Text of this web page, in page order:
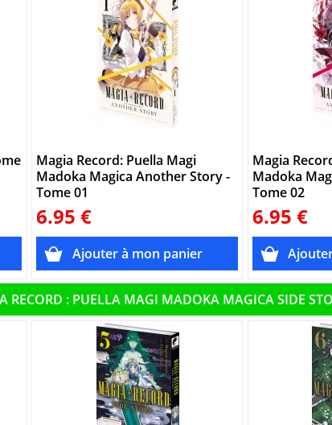
Magia Record: Puella Magi
Madoka Magica Another Story -
Tome 01
6.95 €
Magia
Madoka
Tome 02
6.95 €
RECORD : PUELLA MAGI MADOKA MAGICA SIDE